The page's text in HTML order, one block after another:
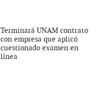
Terminará UNAM contrato
con empresa que aplicó
cuestionado examen en
línea